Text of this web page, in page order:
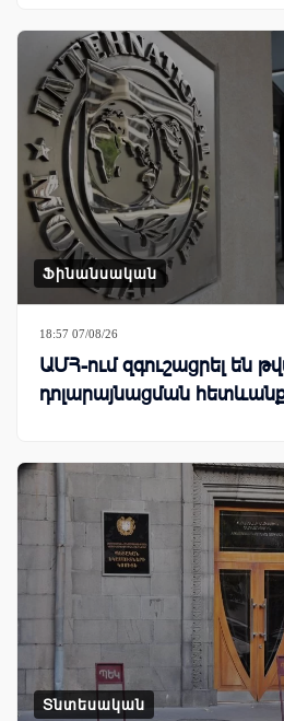
Ֆինանսական
18:57 07/08/26
ԱՄՀ-ում զգուշացրել են
դոլարայնացման
Տնտեսական